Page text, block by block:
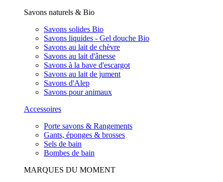
Savons naturels & Bio
Savons solides Bio
Savons liquides - Gel douche Bio
Savons au lait de chèvre
Savons au lait d'ânesse
Savons à la bave d'escargot
Savons au lait de jument
Savons d'Alep
Savons pour animaux
Accessoires
Porte savons & Rangements
Gants, éponges & brosses
Sels de bain
Bombes de bain
MARQUES DU MOMENT